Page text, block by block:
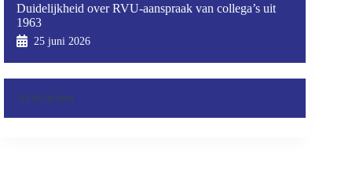
Duidelijkheid over RVU-aanspraak van collega’s uit
1963
25 juni 2026
Activiteiten